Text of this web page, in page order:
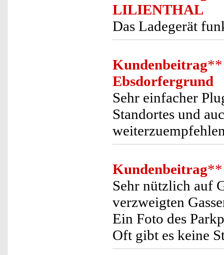
LILIENTHAL
Das Ladegerät
Kundenbeitrag**
Ebsdorfergrund
Sehr einfacher
Standortes und
Kundenbeitrag**
Sehr nützlich auf
verzweigten
Ein Foto des
Oft gibt es keine